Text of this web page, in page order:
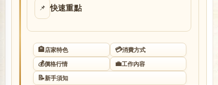
📌 快速重點
🏨店家特色 💳消費方式
💰價格行情 💼工作內容
📝新手須知